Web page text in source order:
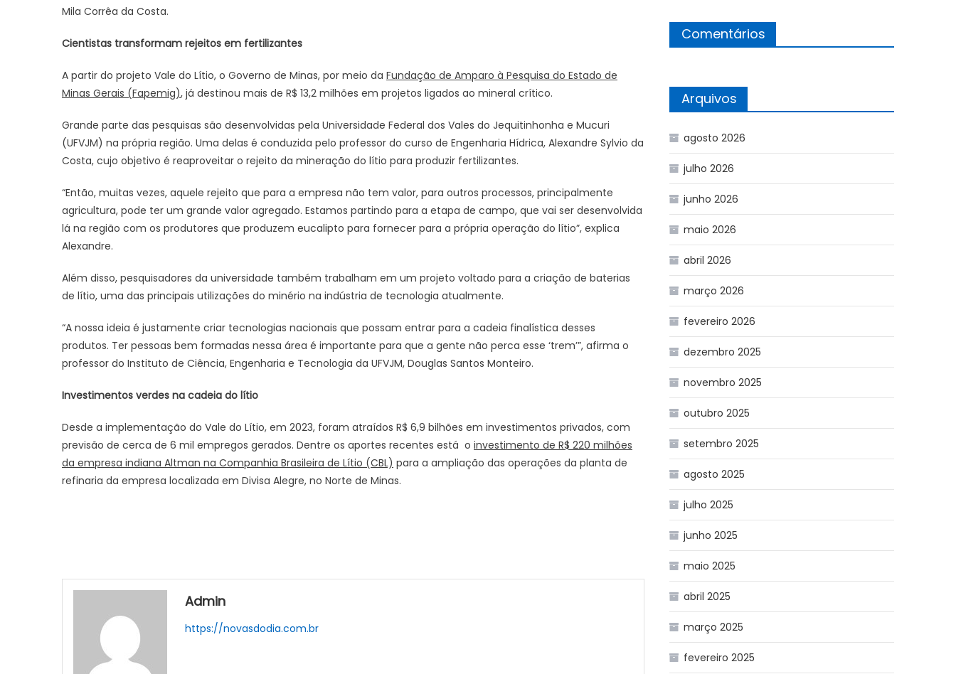
Mila Corrêa da Costa.
Cientistas transformam rejeitos em fertilizantes
A partir do projeto Vale do Lítio, o Governo de Minas, por meio da Fundação de Amparo à Pesquisa do Estado de
Minas Gerais (Fapemig), já destinou mais de R$ 13,2 milhões em projetos ligados ao mineral crítico.
Grande parte das pesquisas são desenvolvidas pela Universidade Federal dos Vales do Jequitinhonha e Mucuri
(UFVJM) na própria região. Uma delas é conduzida pelo professor do curso de Engenharia Hídrica, Alexandre Sylvio da
Costa, cujo objetivo é reaproveitar o rejeito da mineração do lítio para produzir fertilizantes.
“Então, muitas vezes, aquele rejeito que para a empresa não tem valor, para outros processos, principalmente
agricultura, pode ter um grande valor agregado. Estamos partindo para a etapa de campo, que vai ser desenvolvida
lá na região com os produtores que produzem eucalipto para fornecer para a própria operação do lítio”, explica
Alexandre.
Além disso, pesquisadores da universidade também trabalham em um projeto voltado para a criação de baterias
de lítio, uma das principais utilizações do minério na indústria de tecnologia atualmente.
“A nossa ideia é justamente criar tecnologias nacionais que possam entrar para a cadeia finalística desses
produtos. Ter pessoas bem formadas nessa área é importante para que a gente não perca esse ‘trem’”, afirma o
professor do Instituto de Ciência, Engenharia e Tecnologia da UFVJM, Douglas Santos Monteiro.
Investimentos verdes na cadeia do lítio
Desde a implementação do Vale do Lítio, em 2023, foram atraídos R$ 6,9 bilhões em investimentos privados, com
previsão de cerca de 6 mil empregos gerados. Dentre os aportes recentes está o investimento de R$ 220 milhões
da empresa indiana Altman na Companhia Brasileira de Lítio (CBL) para a ampliação das operações da planta de
refinaria da empresa localizada em Divisa Alegre, no Norte de Minas.
Admin
https://novasdodia.com.br
Comentários
Arquivos
agosto 2026
julho 2026
junho 2026
maio 2026
abril 2026
março 2026
fevereiro 2026
dezembro 2025
novembro 2025
outubro 2025
setembro 2025
agosto 2025
julho 2025
junho 2025
maio 2025
abril 2025
março 2025
fevereiro 2025